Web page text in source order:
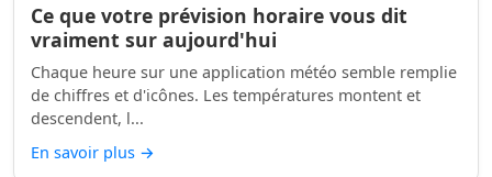
Ce que votre prévision horaire vous dit
vraiment sur aujourd'hui
Chaque heure sur une application météo semble remplie
de chiffres et d'icônes. Les températures montent et
descendent, l...
En savoir plus →